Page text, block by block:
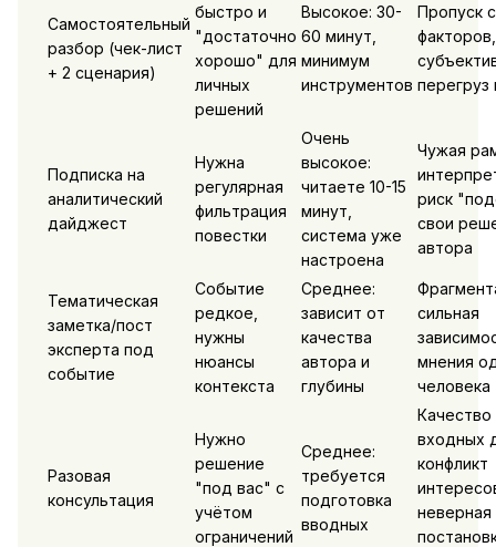
Самостоятельный
разбор (чек-лист
+ 2 сценария)
быстро и
"достаточно
хорошо" для
личных
решений
Высокое: 30-
60 минут,
минимум
инструментов
Пропуск
факторов,
Подписка на
аналитический
дайджест
Нужна
регулярная
фильтрация
повестки
Очень
высокое:
читаете 10-15
минут,
система уже
настроена
Чужая
риск
свои
автора
Тематическая
заметка/пост
эксперта под
событие
Событие
редкое,
нужны
нюансы
контекста
Среднее:
зависит от
качества
автора и
глубины
сильная
мнения
человека
Разовая
консультация
Нужно
решение
"под вас" с
учётом
ограничений
Среднее:
требуется
подготовка
вводных
Качество
входных
конфликт
неверная